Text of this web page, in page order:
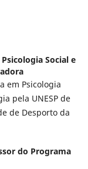
Social e
em Psicologia
pela UNESP de
de Desporto da
do Programa